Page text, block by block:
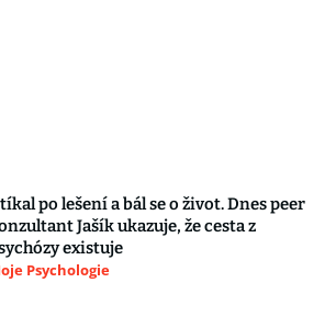
po lešení a bál se o život. Dnes peer
Jašík ukazuje, že cesta z
existuje
Psychologie